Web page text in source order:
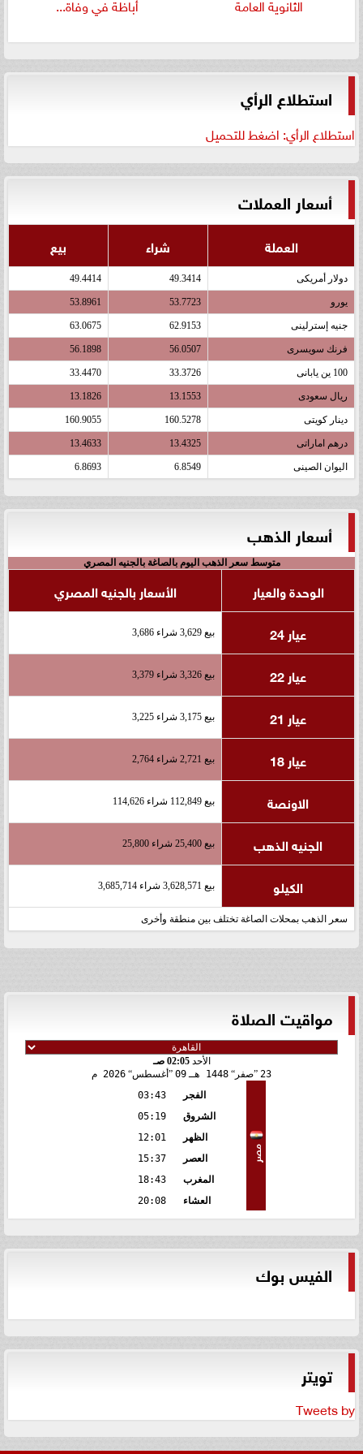
الثانوية العامة
أباظة في وفاة...
استطلاع الرأي
استطلاع الرأي: اضغط للتحميل
أسعار العملات
العملة شراء بيع
دولار أمريكى 49.3414
49.4414
يورو 53.7723
53.8961
جنيه إسترلينى 62.9153
63.0675
فرنك سويسرى 56.0507
56.1898
100 ين يابانى 33.3726
33.4470
ريال سعودى 13.1553
13.1826
دينار كويتى 160.5278
160.9055
درهم اماراتى 13.4325
13.4633
اليوان الصينى 6.8549
6.8693
أسعار الذهب
متوسط سعر الذهب اليوم بالصاغة بالجنيه المصري
الوحدة والعيار
الأسعار بالجنيه المصري
عيار 24
بيع 3,629 شراء 3,686
عيار 22 بيع 3,326 شراء 3,379
عيار 21 بيع 3,175 شراء 3,225
عيار 18 بيع 2,721 شراء 2,764
الاونصة بيع 112,849 شراء 114,626
الجنيه الذهب بيع 25,400 شراء 25,800
الكيلو بيع 3,628,571 شراء 3,685,714
سعر الذهب بمحلات الصاغة تختلف بين منطقة وأخرى
مواقيت الصلاة
الأحد02:05 صـ
23 صفر 1448 هـ 09 أغسطس 2026 م
مصر
الفجر
03:43
الشروق
05:19
الظهر
12:01
العصر
15:37
المغرب
18:43
العشاء
20:08
الفيس بوك
تويتر
Tweets by